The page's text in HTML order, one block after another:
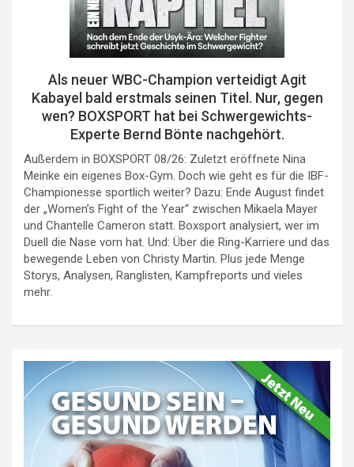
Als neuer WBC-Champion verteidigt Agit
Kabayel bald erstmals seinen Titel. Nur, gegen
wen? BOXSPORT hat bei Schwergewichts-
Experte Bernd Bönte nachgehört.
Außerdem in BOXSPORT 08/26: Zuletzt eröffnete Nina
Meinke ein eigenes Box-Gym. Doch wie geht es für die IBF-
Championesse sportlich weiter? Dazu: Ende August findet
der „Women’s Fight of the Year“ zwischen Mikaela Mayer
und Chantelle Cameron statt. Boxsport analysiert, wer im
Duell die Nase vorn hat. Und: Über die Ring-Karriere und das
bewegende Leben von Christy Martin. Plus jede Menge
Storys, Analysen, Ranglisten, Kampfreports und vieles
mehr.